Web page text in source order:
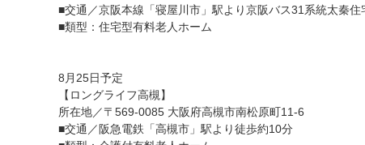
■交通／京阪本線「寝屋川市」駅より京阪バス31系統太秦
■類型：住宅型有料老人ホーム
8月25日予定
【ロングライフ高槻】
所在地／〒569-0085 大阪府高槻市南松原町11-6
■交通／阪急電鉄「高槻市」駅より徒歩約10分